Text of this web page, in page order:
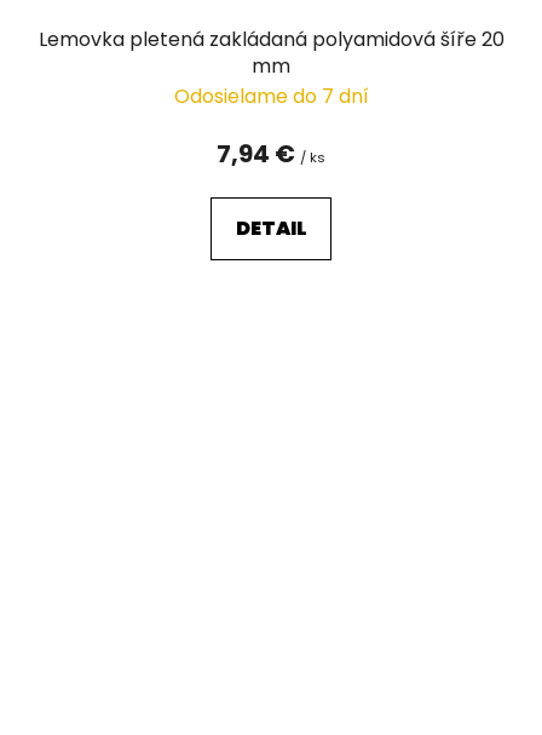
Lemovka pletená zakládaná polyamidová šíře 20
mm
Odosielame do 7 dní
7,94 € / ks
DETAIL